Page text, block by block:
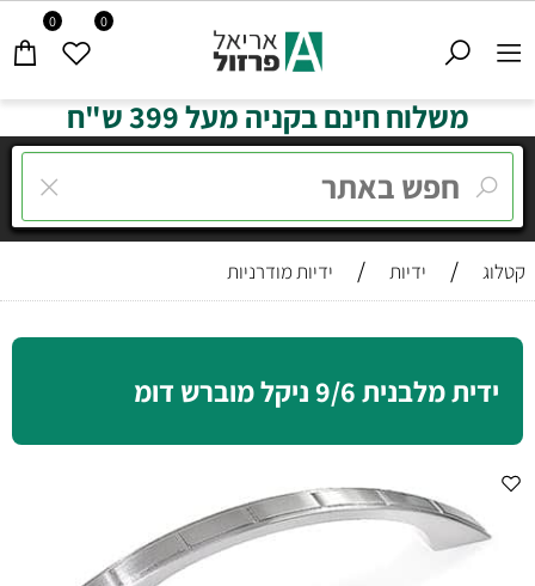
0 0
משלוח חינם בקניה מעל 399 ש"ח
קטלוג / ידיות / ידיות מודרניות
ידית מלבנית 9/6 ניקל מוברש דומ